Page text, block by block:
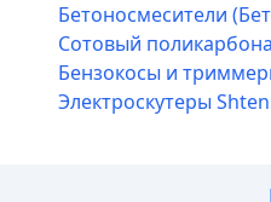
Бетоносмесители
Сотовый
Бензокосы и
Электроскутеры